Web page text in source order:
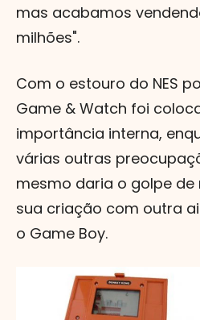
mas acabamos
milhões".
Com o estouro do NES
Game & Watch foi
importância interna,
várias outras
mesmo daria o golpe
sua criação com outra
o Game Boy.